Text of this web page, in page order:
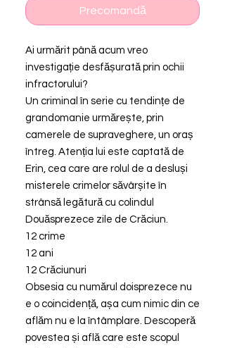
Precomandă
Ai urmărit până acum vreo
investigație desfășurată prin ochii
infractorului?
Un criminal în serie cu tendințe de
grandomanie urmărește, prin
camerele de supraveghere, un oraș
întreg. Atenția lui este captată de
Erin, cea care are rolul de a desluși
misterele crimelor săvârșite în
strânsă legătură cu colindul
Douăsprezece zile de Crăciun.
12 crime
12 ani
12 Crăciunuri
Obsesia cu numărul doisprezece nu
e o coincidență, așa cum nimic din ce
aflăm nu e la întâmplare. Descoperă
povestea și află care este scopul